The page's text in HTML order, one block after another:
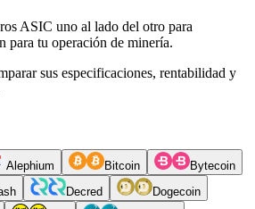
ASIC uno al lado del otro para
para tu operación de minería.
sus especificaciones, rentabilidad y
Alephium Bitcoin
Bytecoin
Decred
Dogecoin